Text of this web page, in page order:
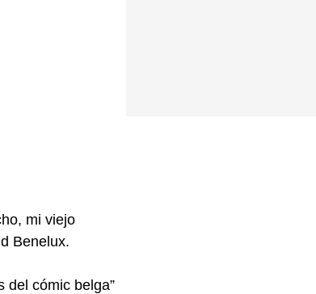
mi viejo
Benelux.
del cómic belga”